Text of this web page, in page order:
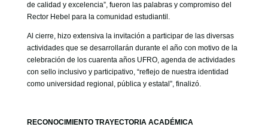
de calidad y excelencia”, fueron las palabras y compromiso del
Rector Hebel para la comunidad estudiantil.
Al cierre, hizo extensiva la invitación a participar de las diversas
actividades que se desarrollarán durante el año con motivo de la
celebración de los cuarenta años UFRO, agenda de actividades
con sello inclusivo y participativo, “reflejo de nuestra identidad
como universidad regional, pública y estatal”, finalizó.
RECONOCIMIENTO TRAYECTORIA ACADÉMICA